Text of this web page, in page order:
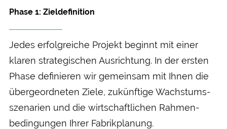
Phase 1: Ziel­definition
Jedes erfolgreiche Projekt beginnt mit einer
klaren strategischen Aus­richtung. In der ersten
Phase definieren wir gemein­sam mit Ihnen die
über­geordneten Ziele, zukünftige Wachstums­
szenarien und die wirt­schaftlichen Rahmen­
bedingungen Ihrer Fabrik­planung.